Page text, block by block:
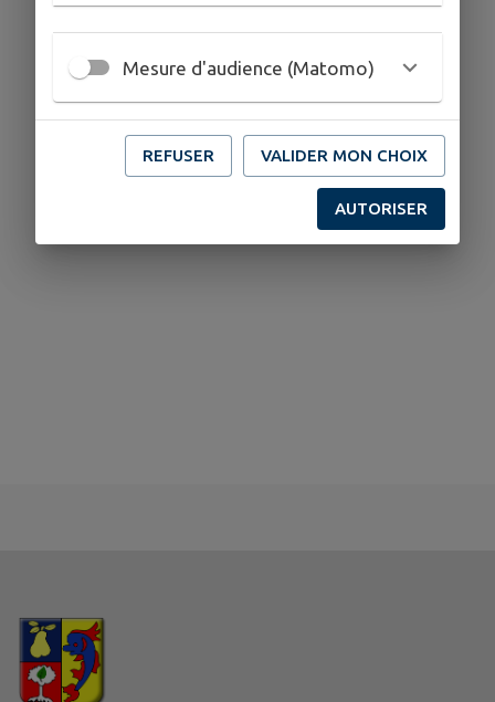
Mesure d'audience (Matomo)
REFUSER VALIDER MON CHOIX
AUTORISER